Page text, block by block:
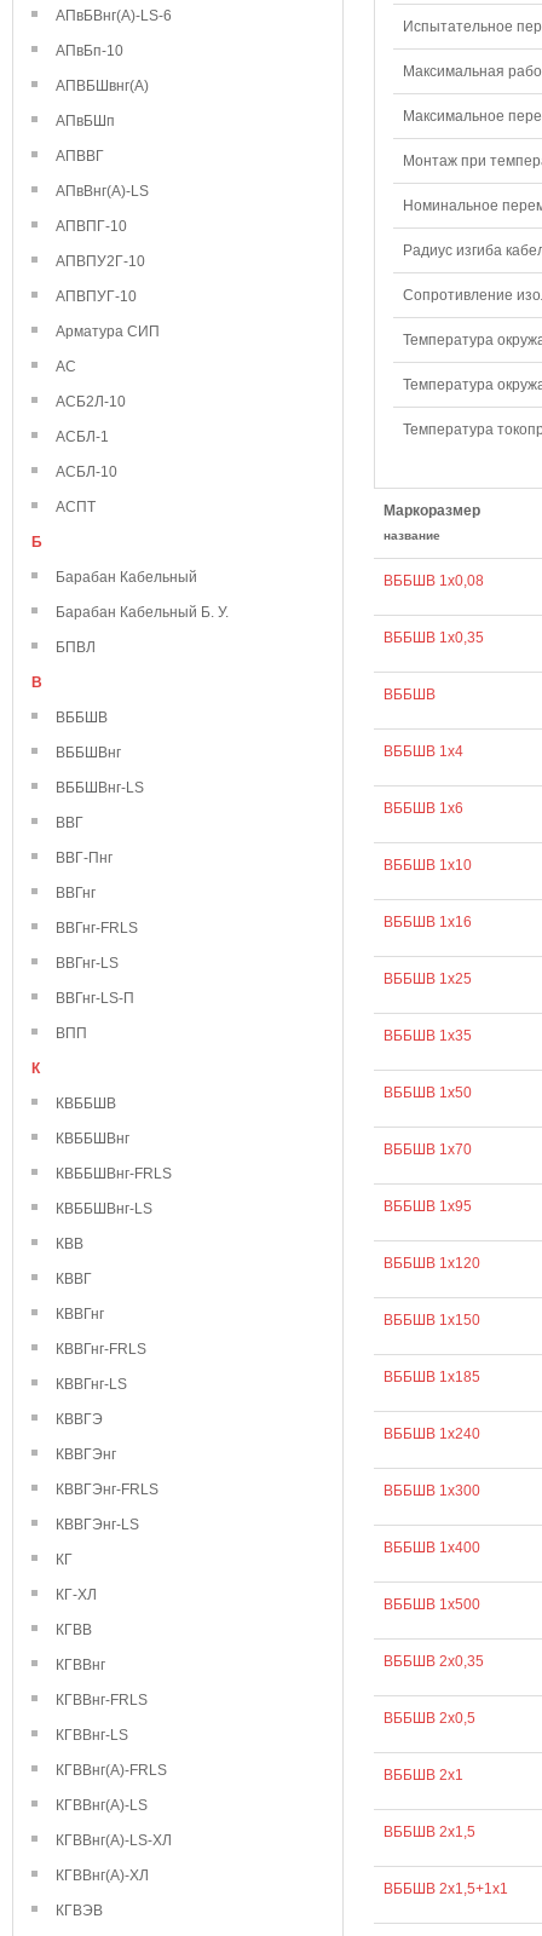
АПвБВнг(А)-LS-6
АПвБп-10
АПВБШвнг(А)
АПвБШп
АПВВГ
АПвВнг(А)-LS
АПВПГ-10
АПВПУ2Г-10
АПВПУГ-10
Арматура СИП
АС
АСБ2Л-10
АСБЛ-1
АСБЛ-10
АСПТ
Б
Барабан Кабельный
Барабан Кабельный Б. У.
БПВЛ
В
ВББШВ
ВББШВнг
ВББШВнг-LS
ВВГ
ВВГ-Пнг
ВВГнг
ВВГнг-FRLS
ВВГнг-LS
ВВГнг-LS-П
ВПП
К
КВББШВ
КВББШВнг
КВББШВнг-FRLS
КВББШВнг-LS
КВВ
КВВГ
КВВГнг
КВВГнг-FRLS
КВВГнг-LS
КВВГЭ
КВВГЭнг
КВВГЭнг-FRLS
КВВГЭнг-LS
КГ
КГ-ХЛ
КГВВ
КГВВнг
КГВВнг-FRLS
КГВВнг-LS
КГВВнг(А)-FRLS
КГВВнг(А)-LS
КГВВнг(А)-LS-ХЛ
КГВВнг(А)-ХЛ
КГВЭВ
Испытательное
Максимальная
Максимальное
Монтаж при
Номинальное
Радиус изгиба
Сопротивление
Температура
Температура
Температура
Маркоразмер
название
ВББШВ 1х0,08
ВББШВ 1х0,35
ВББШВ
ВББШВ 1х4
ВББШВ 1х6
ВББШВ 1х10
ВББШВ 1х16
ВББШВ 1х25
ВББШВ 1х35
ВББШВ 1х50
ВББШВ 1х70
ВББШВ 1х95
ВББШВ 1х120
ВББШВ 1х150
ВББШВ 1х185
ВББШВ 1х240
ВББШВ 1х300
ВББШВ 1х400
ВББШВ 1х500
ВББШВ 2х0,35
ВББШВ 2х0,5
ВББШВ 2х1
ВББШВ 2х1,5
ВББШВ 2х1,5+1х1